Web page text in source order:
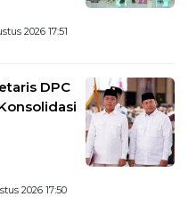
2026 17:51
DPC
2026 17:50